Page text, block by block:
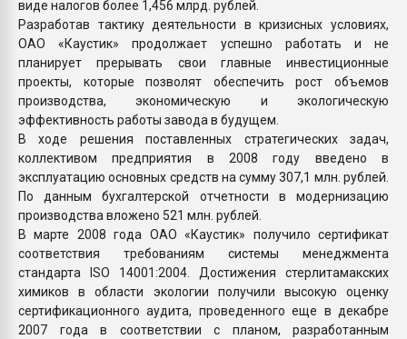
виде налогов более 1,456 млрд. рублей.
Разработав тактику деятельности в кризисных условиях,
ОАО «Каустик» продолжает успешно работать и не
планирует прерывать свои главные инвестиционные
проекты, которые позволят обеспечить рост объемов
производства, экономическую и экологическую
эффективность работы завода в будущем.
В ходе решения поставленных стратегических задач,
коллективом предприятия в 2008 году введено в
эксплуатацию основных средств на сумму 307,1 млн. рублей.
По данным бухгалтерской отчетности в модернизацию
производства вложено 521 млн. рублей.
В марте 2008 года ОАО «Каустик» получило сертификат
соответствия требованиям системы менеджмента
стандарта ISO 14001:2004. Достижения стерлитамакских
химиков в области экологии получили высокую оценку
сертификационного аудита, проведенного еще в декабре
2007 года в соответствии с планом, разработанным